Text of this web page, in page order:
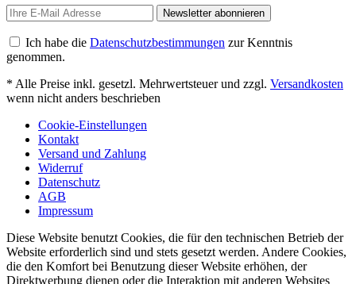
Newsletter abonnieren
Ich habe die Datenschutzbestimmungen zur Kenntnis
genommen.
* Alle Preise inkl. gesetzl. Mehrwertsteuer und zzgl. Versandkosten
wenn nicht anders beschrieben
Cookie-Einstellungen
Kontakt
Versand und Zahlung
Widerruf
Datenschutz
AGB
Impressum
Diese Website benutzt Cookies, die für den technischen Betrieb der
Website erforderlich sind und stets gesetzt werden. Andere Cookies,
die den Komfort bei Benutzung dieser Website erhöhen, der
Direktwerbung dienen oder die Interaktion mit anderen Websites